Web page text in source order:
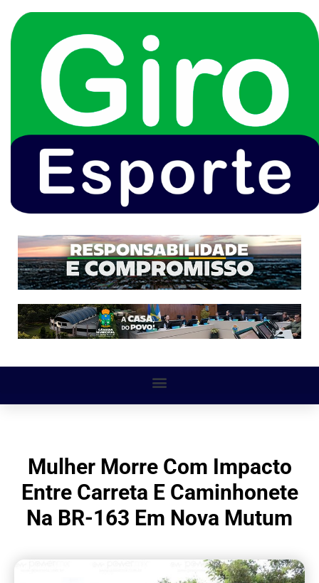
Mulher Morre Com Impacto
Entre Carreta E Caminhonete
Na BR-163 Em Nova Mutum